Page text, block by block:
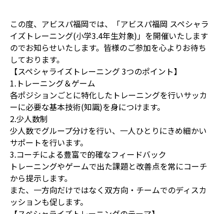
この度、アビスパ福岡では、「アビスパ福岡 スペシャラ
イズトレーニング(小学3.4年生対象)」を開催いたします
のでお知らせいたします。皆様のご参加を心よりお待ち
しております。
【スペシャライズトレーニング 3つのポイント】
1.トレーニング＆ゲーム
各ポジションごとに特化したトレーニングを行いサッカ
ーに必要な基本技術(知識)を身につけます。
2.少人数制
少人数でグループ分けを行い、一人ひとりにきめ細かい
サポートを行います。
3.コーチによる豊富で的確なフィードバック
トレーニングやゲームで出た課題と改善点を常にコーチ
から提示します。
また、一方向だけではなく双方向・チームでのディスカ
ッションも促します。